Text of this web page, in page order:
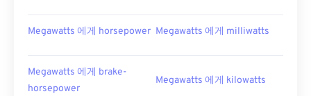
Megawatts 에게 horsepower Megawatts 에게 milliwatts
Megawatts 에게 brake-
horsepower
Megawatts 에게 kilowatts